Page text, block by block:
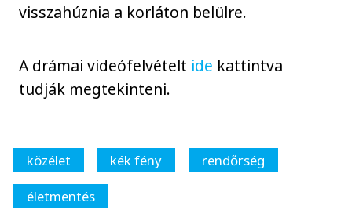
visszahúznia a korláton belülre.
A drámai videófelvételt ide kattintva
tudják megtekinteni.
közélet kék fény
rendőrség
életmentés